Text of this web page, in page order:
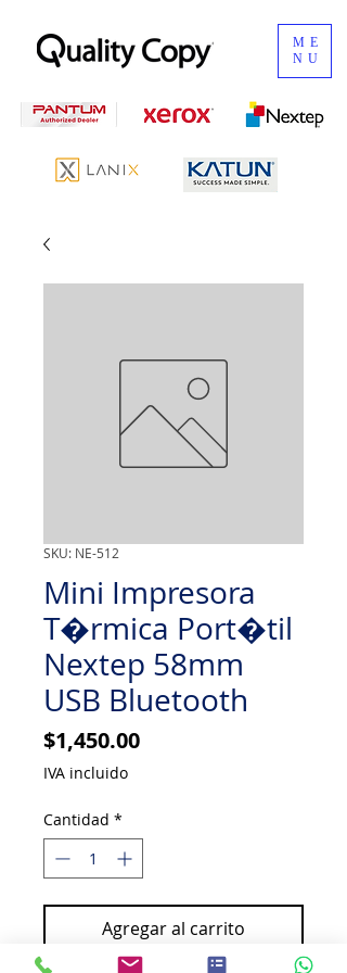
ME
NU
SKU: NE-512
Mini Impresora
T�rmica Port�til
Nextep 58mm
USB Bluetooth
$1,450.00Precio
IVA incluido
Cantidad *
Agregar al carrito